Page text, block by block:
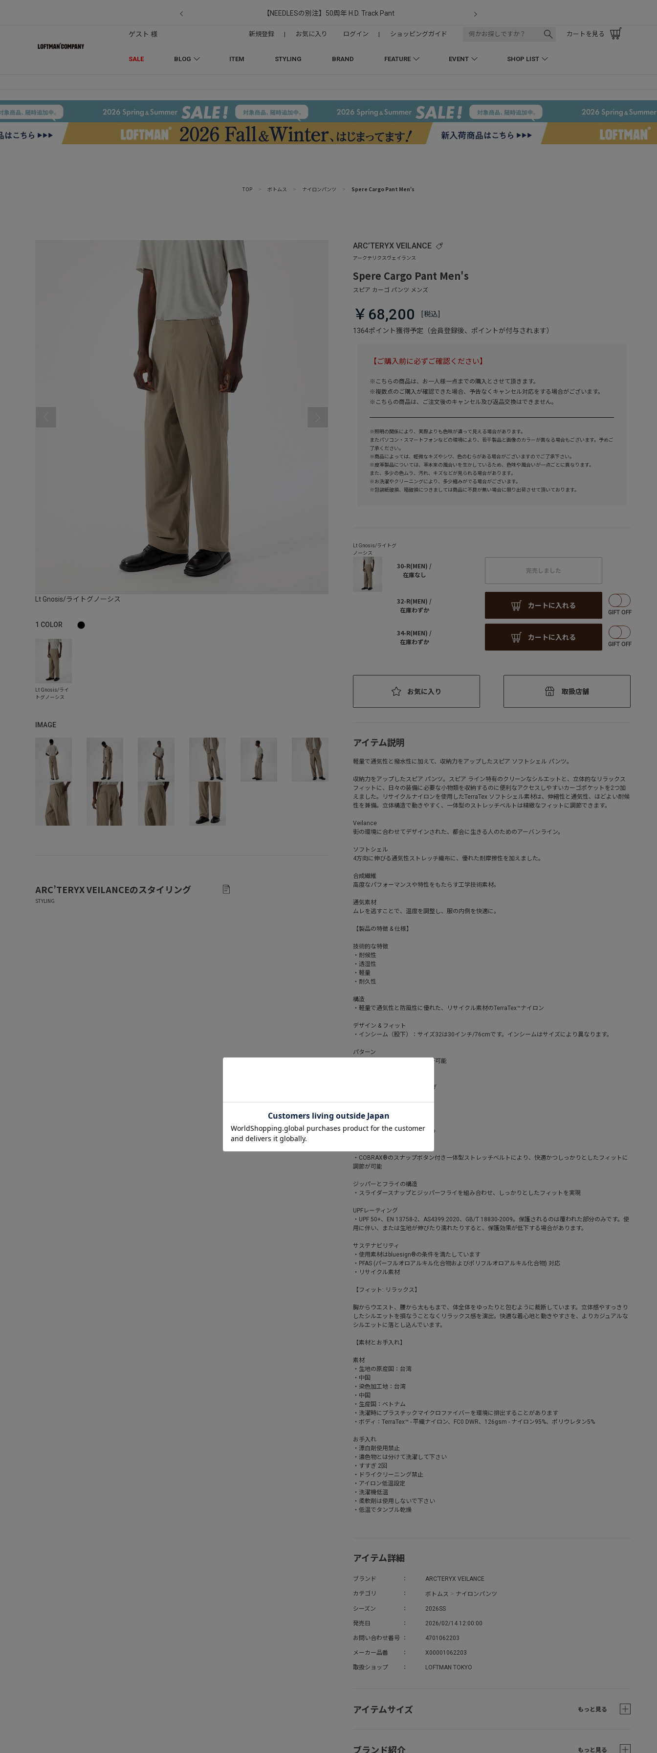
【NEEDLESの別注】50周年 H.D. Track Pant
SALE BLOG ITEM STYLING BRAND FEATURE EVENT SHOP LIST
ゲスト 様 新規登録 | お気に入り ログイン | ショッピングガイド カートを見る
TOP > ボトムス > ナイロンパンツ > Spere Cargo Pant Men's
Lt Gnosis/ライトグノーシス
1 COLOR
IMAGE
ARC’TERYX VEILANCEのスタイリング
ARC’TERYX VEILANCE
Spere Cargo Pant Men's
1364ポイント獲得予定（会員登録後、ポイントが付与されます）
￥68,200
【ご購入前に必ずご確認ください】
※こちらの商品は、お一人様一点までの購入とさせて頂きます。
※複数点のご購入が確認できた場合、予告なくキャンセル対応をする場合がございます。
※こちらの商品は、ご注文後のキャンセル及び返品交換はできません。
※照明の関係により、実際よりも色味が違って見える場合があります。
またパソコン・スマートフォンなどの環境により、若干製品と画像のカラーが異なる場合もございます。予めご
了承ください。
※商品によっては、軽微なキズやシワ、色のむらがある場合がございますのでご了承下さい。
※皮革製品については、革本来の風合いを生かしているため、色味や風合いが一点ごとに異なります。
また、多少の色ムラ、汚れ、キズなどが見られる場合があります。
※お洗濯やクリーニングにより、多少縮みがでる場合がございます。
※包装紙破損、箱破損につきましては商品に不良が無い場合に限り出荷させて頂いております。
30-R(MEN) /
在庫なし
完売しました
32-R(MEN) /
在庫わずか
カートに入れる
34-R(MEN) /
在庫わずか
カートに入れる
お気に入り 取扱店舗
アイテム説明
軽量で通気性と撥水性に加えて、収納力をアップしたスピア ソフトシェル パンツ。
収納力をアップしたスピア パンツ。スピア ライン特有のクリーンなシルエットと、立体的なリラックス
フィットに、日々の装備に必要な小物類を収納するのに便利なアクセスしやすいカーゴポケットを2つ加
えました。リサイクルナイロンを使用したTerraTex ソフトシェル素材は、伸縮性と通気性、ほどよい耐候
性を兼備。立体構造で動きやすく、一体型のストレッチベルトは精緻なフィットに調節できます。
Veilance
街の環境に合わせてデザインされた、都会に生きる人のためのアーバンライン。
ソフトシェル
4方向に伸びる通気性ストレッチ織布に、優れた耐摩擦性を加えました。
合成繊維
高度なパフォーマンスや特性をもたらす工学技術素材。
通気素材
ムレを逃すことで、温度を調整し、服の内側を快適に。
【製品の特徴 & 仕様】
技術的な特徴
・耐候性
・透湿性
・軽量
・耐久性
構造
・軽量で通気性と防風性に優れた、リサイクル素材のTerraTex™ナイロン
デザイン & フィット
・インシーム（股下）：サイズ32は30インチ/76cmです。インシームはサイズにより異なります。
パターン
・立体構造により自由な動きが可能
・FC0-DWR（耐久撥水）仕上げ
・ハンドポケット 2 つ
・リアポケット 2 つ
・ジッパーカーゴポケット 2 つ
・COBRAX®のスナップボタン付き一体型ストレッチベルトにより、快適かつしっかりとしたフィットに
調節が可能
ジッパーとフライの構造
・スライダースナップとジッパーフライを組み合わせ、しっかりとしたフィットを実現
UPFレーティング
・UPF 50+、EN 13758-2、AS4399:2020、GB/T 18830-2009。保護されるのは覆われた部分のみです。使
用に伴い、または生地が伸びたり濡れたりすると、保護効果が低下する場合があります。
サステナビリティ
・使用素材はbluesign®の条件を満たしています
・PFAS (パーフルオロアルキル化合物およびポリフルオロアルキル化合物) 対応
・リサイクル素材
【フィット: リラックス】
胸からウエスト、腰から太ももまで、体全体をゆったりと包むように裁断しています。立体感やすっきり
したシルエットを損なうことなくリラックス感を演出。快適な着心地と動きやすさを、よりカジュアルな
シルエットに落とし込んでいます。
【素材とお手入れ】
素材
・生地の原産国：台湾
・中国
・染色加工地：台湾
・中国
・生産国：ベトナム
・洗濯時にプラスチックマイクロファイバーを環境に排出することがあります
・ボディ：TerraTex™ - 平織ナイロン、FC0 DWR、126gsm - ナイロン95%、ポリウレタン5%
お手入れ
・漂白剤使用禁止
・濃色物とは分けて洗濯して下さい
・すすぎ 2回
・ドライクリーニング禁止
・アイロン低温設定
・洗濯機低温
・柔軟剤は使用しないで下さい
・低温でタンブル乾燥
アイテム詳細
ブランド ARC’TERYX VEILANCE
カテゴリ ボトムス > ナイロンパンツ
シーズン 2026SS
発売日 2026/02/14 12:00:00
お問い合わせ番号 4701062203
メーカー品番 X00001062203
取扱ショップ LOFTMAN TOKYO
アイテムサイズ もっと見る
ブランド紹介 もっと見る